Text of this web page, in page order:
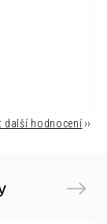
další hodnocení
Next